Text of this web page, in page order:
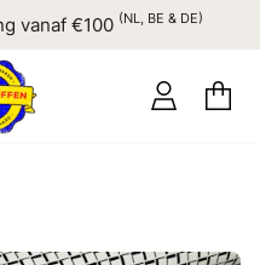
vanaf €100(NL, BE & DE)